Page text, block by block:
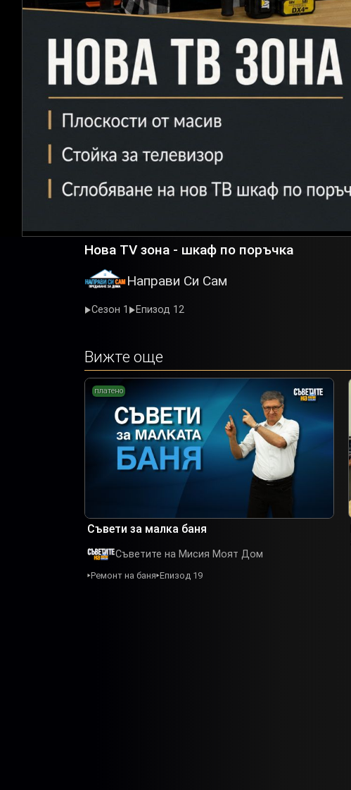
Нова TV зона - шкаф по поръчка
Направи Си Сам
Сезон 1 Епизод 12
Вижте още
платено
Съвети за малка баня
Съветите на Мисия Моят Дом
Ремонт на баня Епизод 19